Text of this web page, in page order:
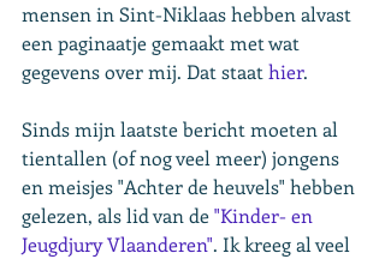
mensen in Sint-Niklaas hebben alvast
een paginaatje gemaakt met wat
gegevens over mij. Dat staat hier.
Sinds mijn laatste bericht moeten al
tientallen (of nog veel meer) jongens
en meisjes "Achter de heuvels" hebben
gelezen, als lid van de "Kinder- en
Jeugdjury Vlaanderen". Ik kreeg al veel